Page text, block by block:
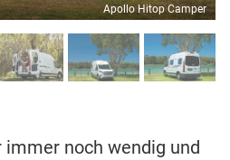
Apollo Hitop Camper
immer noch wendig und